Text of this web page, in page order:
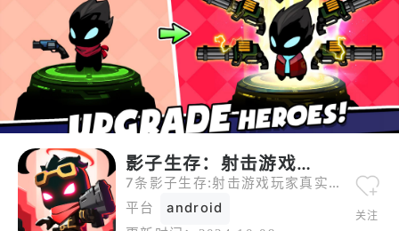
影子生存：射击游戏好玩吗|评论
7条影子生存:射击游戏玩家真实评论，从五星好评到一星差评全都有。
平台
android 关注